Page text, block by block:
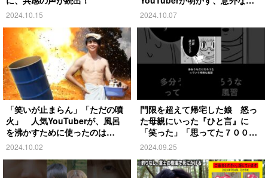
2024.10.15
去とは
2024.10.07
「笑いが止まらん」「ただの噴
火」 人気YouTuberが、風呂
を沸かすために使ったのは…
2024.10.02
門限を超えて帰宅した娘 怒っ
た母親にいった『ひと言』に
「笑った」「思ってた７００倍
特殊」
2024.09.25